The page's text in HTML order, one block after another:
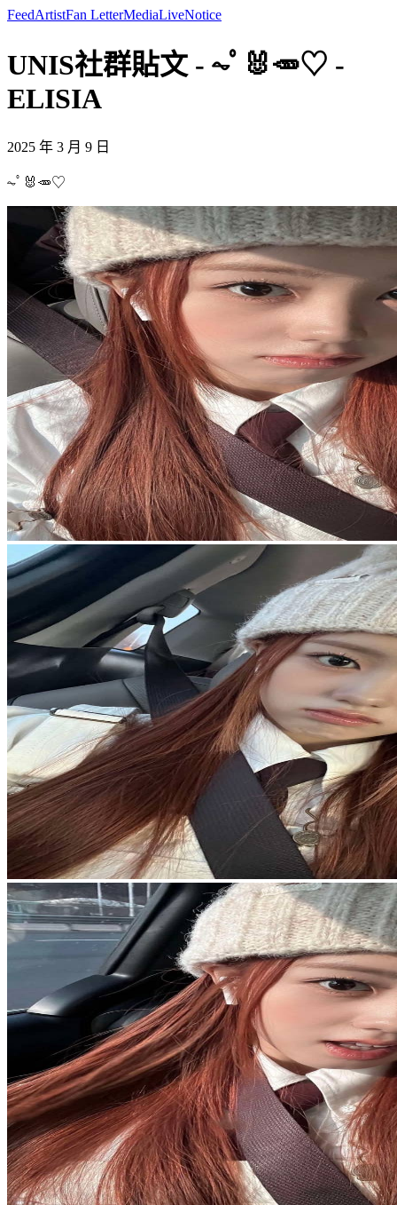
FeedArtistFan LetterMediaLiveNotice
UNIS社群貼文 - ⏦ﾟ🐰🥕♡︎ -
ELISIA
2025 年 3 月 9 日
⏦ﾟ🐰🥕♡︎